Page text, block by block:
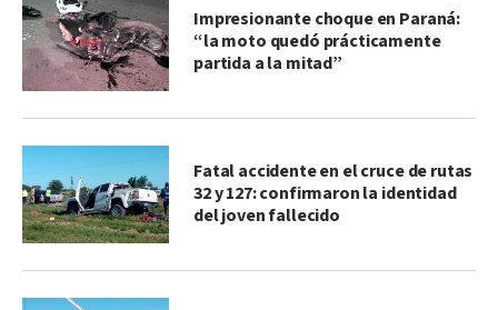
Impresionante choque en Paraná:
“la moto quedó prácticamente
partida a la mitad”
Fatal accidente en el cruce de rutas
32 y 127: confirmaron la identidad
del joven fallecido